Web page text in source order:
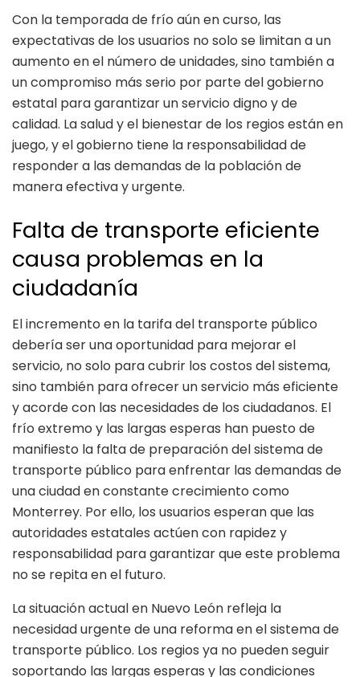
Con la temporada de frío aún en curso, las
expectativas de los usuarios no solo se limitan a un
aumento en el número de unidades, sino también a
un compromiso más serio por parte del gobierno
estatal para garantizar un servicio digno y de
calidad. La salud y el bienestar de los regios están en
juego, y el gobierno tiene la responsabilidad de
responder a las demandas de la población de
manera efectiva y urgente.
Falta de transporte eficiente
causa problemas en la
ciudadanía
El incremento en la tarifa del transporte público
debería ser una oportunidad para mejorar el
servicio, no solo para cubrir los costos del sistema,
sino también para ofrecer un servicio más eficiente
y acorde con las necesidades de los ciudadanos. El
frío extremo y las largas esperas han puesto de
manifiesto la falta de preparación del sistema de
transporte público para enfrentar las demandas de
una ciudad en constante crecimiento como
Monterrey. Por ello, los usuarios esperan que las
autoridades estatales actúen con rapidez y
responsabilidad para garantizar que este problema
no se repita en el futuro.
La situación actual en Nuevo León refleja la
necesidad urgente de una reforma en el sistema de
transporte público. Los regios ya no pueden seguir
soportando las largas esperas y las condiciones